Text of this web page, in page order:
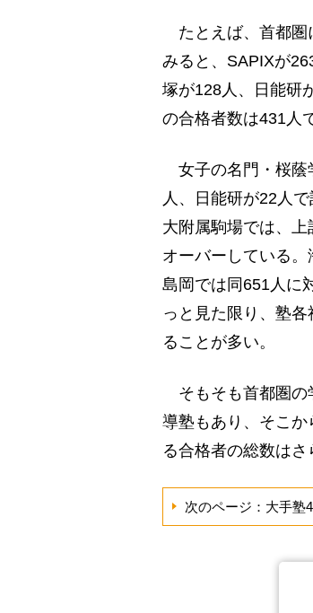
たとえば、首都圏
みると、SAPIXが
塚が128人、日能研
の合格者数は431人
女子の名門・桜蔭
人、日能研が22人
大附属駒場では、
オーバーしている
島岡では同651人に
っと見た限り、塾
ることが多い。
そもそも首都圏の
導塾もあり、そこ
る合格者の総数はさ
次のページ：大手塾